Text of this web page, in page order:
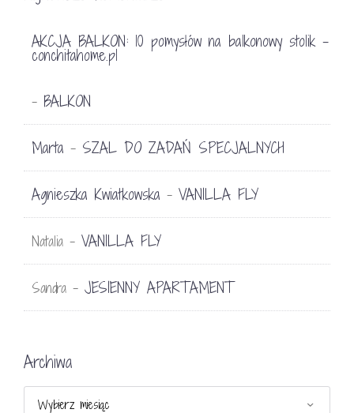
AKCJA BALKON: 10 pomysłów na balkonowy stolik -
conchitahome.pl
- BALKON
Marta - SZAL DO ZADAŃ SPECJALNYCH
Agnieszka Kwiatkowska - VANILLA FLY
Natalia - VANILLA FLY
Sandra - JESIENNY APARTAMENT
Archiwa